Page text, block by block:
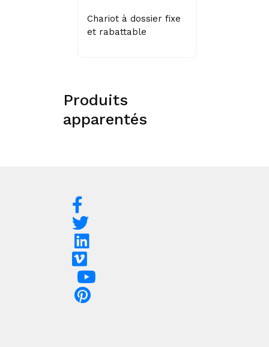
Chariot à dossier fixe
et rabattable
Produits
apparentés